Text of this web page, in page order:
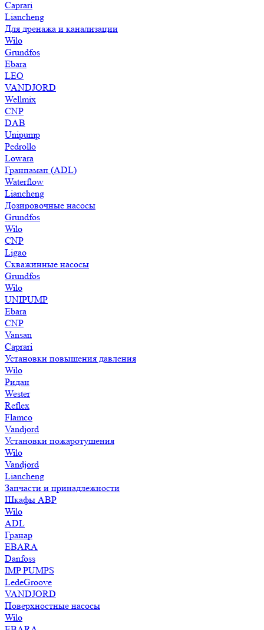
Caprari
Liancheng
Для дренажа и канализации
Wilo
Grundfos
Ebara
LEO
VANDJORD
Wellmix
CNP
DAB
Unipump
Pedrollo
Lowara
Гранпамап (ADL)
Waterflow
Liancheng
Дозировочные насосы
Grundfos
Wilo
CNP
Ligao
Скважинные насосы
Grundfos
Wilo
UNIPUMP
Ebara
CNP
Vansan
Caprari
Установки повышения давления
Wilo
Ридан
Wester
Reflex
Flamco
Vandjord
Установки пожаротушения
Wilo
Vandjord
Liancheng
Запчасти и принадлежности
Шкафы АВР
Wilo
ADL
Гранар
EBARA
Danfoss
IMP PUMPS
LedeGroove
VANDJORD
Поверхностные насосы
Wilo